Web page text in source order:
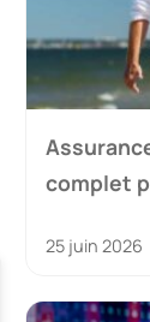
complet
25 juin 2026